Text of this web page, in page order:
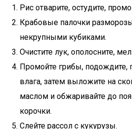
Рис отварите, остудите,
Крабовые палочки
некрупными кубиками.
Очистите лук, ополосните,
Промойте грибы, подождите,
влага, затем выложите на
маслом и обжаривайте до
корочки.
Слейте рассол с кукурузы.